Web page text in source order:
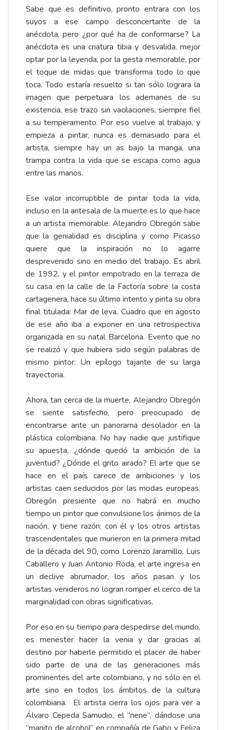
Sabe que es definitivo, pronto entrara con los
suyos a ese campo desconcertante de la
anécdota, pero ¿por qué ha de conformarse? La
anécdota es una criatura tibia y desvalida, mejor
optar por la leyenda, por la gesta memorable, por
el toque de midas que transforma todo lo que
toca. Todo estaría resuelto si tan sólo lograra la
imagen que perpetuara los ademanes de su
existencia, ese trazo sin vacilaciones, siempre fiel
a su temperamento. Por eso vuelve al trabajo, y
empieza a pintar, nunca es demasiado para el
artista, siempre hay un as bajo la manga, una
trampa contra la vida que se escapa como agua
entre las manos.
Ese valor incorruptible de pintar toda la vida,
incluso en la antesala de la muerte es lo que hace
a un artista memorable. Alejandro Obregón sabe
que la genialidad es disciplina y como Picasso
quiere que la inspiración no lo agarre
desprevenido sino en medio del trabajo. Es abril
de 1992, y el pintor empotrado en la terraza de
su casa en la calle de la Factoría sobre la costa
cartagenera, hace su último intento y pinta su obra
final titulada: Mar de leva. Cuadro que en agosto
de ese año iba a exponer en una retrospectiva
organizada en su natal Barcelona. Evento que no
se realizó y que hubiera sido según palabras de
mismo pintor: Un epílogo tajante de su larga
trayectoria.
Ahora, tan cerca de la muerte, Alejandro Obregón
se siente satisfecho, pero preocupado de
encontrarse ante un panorama desolador en la
plástica colombiana. No hay nadie que justifique
su apuesta, ¿dónde quedó la ambición de la
juventud? ¿Dónde el grito airado? El arte que se
hace en el país carece de ambiciones y los
artistas caen seducidos por las modas europeas.
Obregón presiente que no habrá en mucho
tiempo un pintor que convulsione los ánimos de la
nación, y tiene razón: con él y los otros artistas
trascendentales que murieron en la primera mitad
de la década del 90, como Lorenzo Jaramillo, Luis
Caballero y Juan Antonio Roda, el arte ingresa en
un declive abrumador, los años pasan y los
artistas venideros no logran romper el cerco de la
marginalidad con obras significativas.
Por eso en su tiempo para despedirse del mundo,
es menester hacer la venia y dar gracias al
destino por haberle permitido el placer de haber
sido parte de una de las generaciones más
prominentes del arte colombiano, y no sólo en el
arte sino en todos los ámbitos de la cultura
colombiana. El artista cierra los ojos para ver a
Álvaro Cepeda Samudio, el “nene”, dándose una